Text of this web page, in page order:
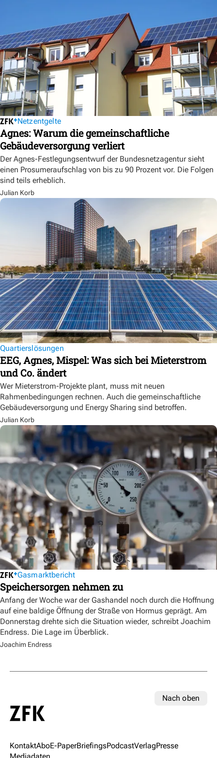
Netzentgelte
Agnes: Warum die gemeinschaftliche
Gebäudeversorgung verliert
Der Agnes-Festlegungsentwurf der Bundesnetzagentur sieht
einen Prosumeraufschlag von bis zu 90 Prozent vor. Die Folgen
sind teils erheblich.
Julian Korb
Quartierslösungen
EEG, Agnes, Mispel: Was sich bei Mieterstrom
und Co. ändert
Wer Mieterstrom-Projekte plant, muss mit neuen
Rahmenbedingungen rechnen. Auch die gemeinschaftliche
Gebäudeversorgung und Energy Sharing sind betroffen.
Julian Korb
Gasmarktbericht
Speichersorgen nehmen zu
Anfang der Woche war der Gashandel noch durch die Hoffnung
auf eine baldige Öffnung der Straße von Hormus geprägt. Am
Donnerstag drehte sich die Situation wieder, schreibt Joachim
Endress. Die Lage im Überblick.
Joachim Endress
Nach oben
KontaktAboE-PaperBriefingsPodcastVerlagPresse